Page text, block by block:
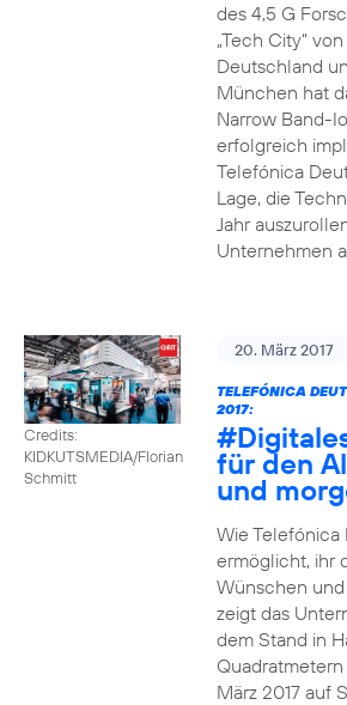
des 4,5 G
„Tech City“
Deutschland
München hat
Narrow Band-
erfolgreich
Telefónica
Lage, die
Jahr
Unternehmen
Credits:
KIDKUTSMEDIA/Florian
Schmitt
20. März 2017
TELEFÓNICA
2017:
für den
und
Wie
ermöglicht, ihr
Wünschen
zeigt das
dem Stand in
März 2017 auf